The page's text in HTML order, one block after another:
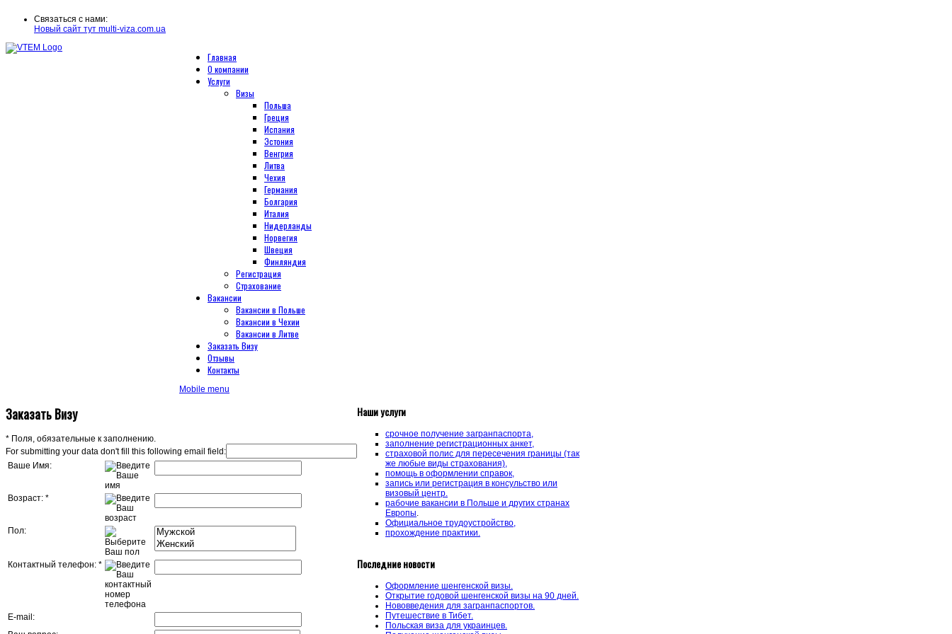
Связаться с нами:
Новый сайт тут multi-viza.com.ua
Главная
О компании
Услуги
Визы
Польша
Греция
Испания
Эстония
Венгрия
Литва
Чехия
Германия
Болгария
Италия
Нидерланды
Норвегия
Швеция
Финляндия
Регистрация
Страхование
Вакансии
Вакансии в Польше
Вакансии в Чехии
Вакансии в Литве
Заказать Визу
Отзывы
Контакты
Mobile menu
Заказать Визу
* Поля, обязательные к заполнению.
For submitting your data don't fill this following email field:
Ваше Имя:
Возраст: *
Пол:
Контактный телефон: *
E-mail:
Наши услуги
срочное получение загранпаспорта,
заполнение регистрационных анкет,
страховой полис для пересечения границы (так
же любые виды страхования),
помощь в оформлении справок,
запись или регистрация в консульство или
визовый центр.
рабочие вакансии в Польше и других странах
Европы.
Официальное трудоустройство,
прохождение практики.
Последние новости
Оформление шенгенской визы.
Открытие годовой шенгенской визы на 90 дней.
Нововведения для загранпаспортов.
Путешествие в Тибет.
Польская виза для украинцев.